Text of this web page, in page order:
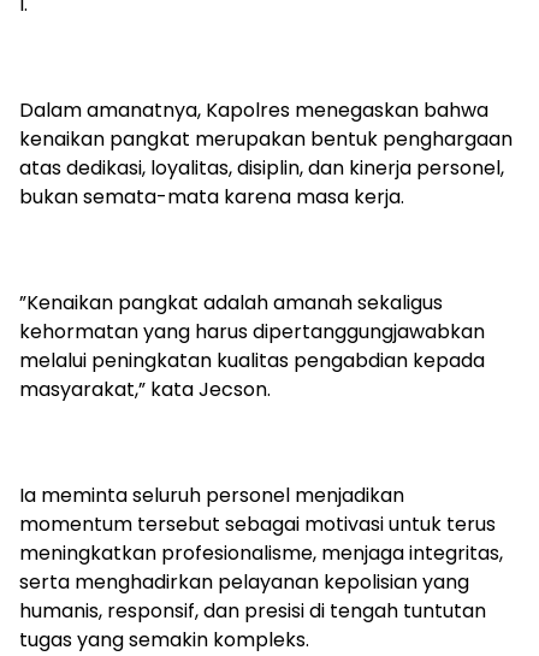
‎Dalam amanatnya, Kapolres menegaskan bahwa
kenaikan pangkat merupakan bentuk penghargaan
atas dedikasi, loyalitas, disiplin, dan kinerja personel,
bukan semata-mata karena masa kerja.
‎”Kenaikan pangkat adalah amanah sekaligus
kehormatan yang harus dipertanggungjawabkan
melalui peningkatan kualitas pengabdian kepada
masyarakat,” kata Jecson.
‎Ia meminta seluruh personel menjadikan
momentum tersebut sebagai motivasi untuk terus
meningkatkan profesionalisme, menjaga integritas,
serta menghadirkan pelayanan kepolisian yang
humanis, responsif, dan presisi di tengah tuntutan
tugas yang semakin kompleks.